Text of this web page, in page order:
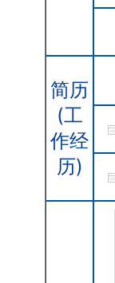
简历
(工
作经
历)